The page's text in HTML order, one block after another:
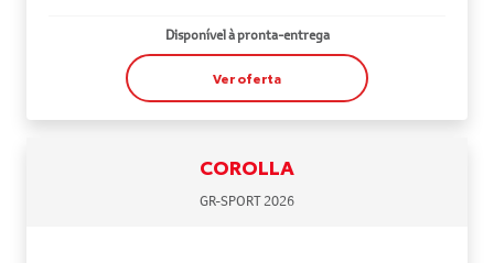
Disponível à pronta-entrega
Ver oferta
COROLLA
GR-SPORT 2026